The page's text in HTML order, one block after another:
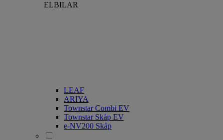
ELBILAR
LEAF
ARIYA
Townstar Combi EV
Townstar Skåp EV
e-NV200 Skåp